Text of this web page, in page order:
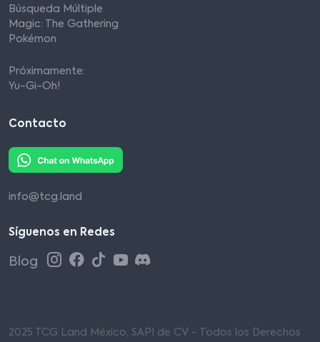
Búsqueda Múltiple
Magic: The Gathering
Pokémon
Próximamente:
Yu-Gi-Oh!
Contacto
info@tcg.land
Síguenos en Redes
Blog
2025 TCG Land México, SAPI de CV - Todos los Derechos